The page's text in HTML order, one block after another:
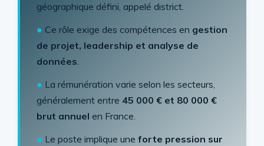
géographique défini, appelé district.
● Ce rôle exige des compétences en gestion
de projet, leadership et analyse de
données.
● La rémunération varie selon les secteurs,
généralement entre 45 000 € et 80 000 €
brut annuel en France.
● Le poste implique une forte pression sur